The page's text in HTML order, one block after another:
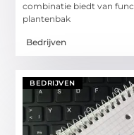
combinatie biedt van
plantenbak
Bedrijven
BEDRIJVEN